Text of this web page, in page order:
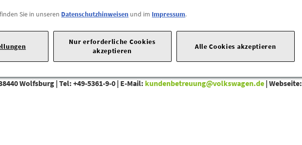
Wolfsburg |Tel: +49-5361-9-0 | E-Mail: kundenbetreuung@volkswagen.de | Webseite:
Sie in unseren Datenschutzhinweisen und im Impressum.
Nur erforderliche Cookies
akzeptieren
Alle Cookies akzeptieren